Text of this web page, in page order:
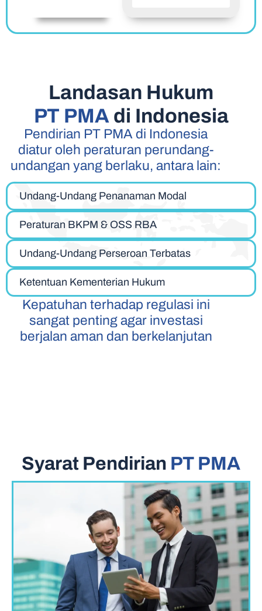
Landasan Hukum
PT PMA di Indonesia
Pendirian PT PMA di Indonesia
diatur oleh peraturan perundang-
undangan yang berlaku, antara lain:
Undang-Undang Penanaman Modal
Peraturan BKPM & OSS RBA
Undang-Undang Perseroan Terbatas
Ketentuan Kementerian Hukum
Kepatuhan terhadap regulasi ini
sangat penting agar investasi
berjalan aman dan berkelanjutan
Syarat Pendirian PT PMA